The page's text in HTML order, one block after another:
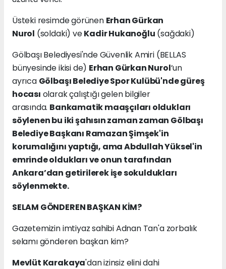
Üsteki resimde görünen Erhan Gürkan
Nurol (soldaki) veKadir Hukanoğlu (sağdaki)
Gölbaşı Belediyesi'nde Güvenlik Amiri (BELLAS
bünyesinde ikisi de) Erhan Gürkan Nurol’un
ayrıca Gölbaşı Belediye Spor Kulübü'nde güreş
hocası olarak çalıştığı gelen bilgiler
arasında. Bankamatik maaşçıları oldukları
söylenen bu iki şahısın zaman zaman Gölbaşı
Belediye Başkanı Ramazan Şimşek'in
korumalığını yaptığı, ama Abdullah Yüksel'in
emrinde oldukları ve onun tarafından
Ankara’dan getirilerek işe sokuldukları
söylenmekte.
SELAM GÖNDEREN BAŞKAN KİM?
Gazetemizin imtiyaz sahibi Adnan Tan'a zorbalık
selamı gönderen başkan kim?
Mevlüt Karakaya'dan izinsiz elini dahi